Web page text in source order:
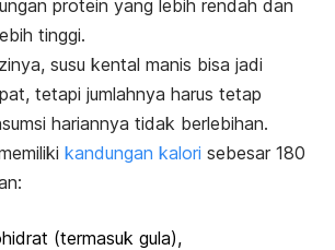
protein yang lebih rendah dan
tinggi.
susu kental manis bisa jadi
tetapi jumlahnya harus tetap
hariannya tidak berlebihan.
kandungan kalori sebesar 180
(termasuk gula),